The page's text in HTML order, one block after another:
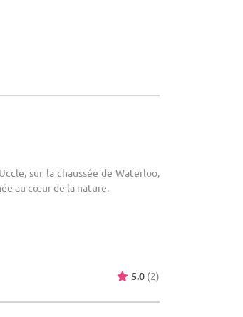
sur la chaussée de Waterloo,
au cœur de la nature.
5.0 (2)